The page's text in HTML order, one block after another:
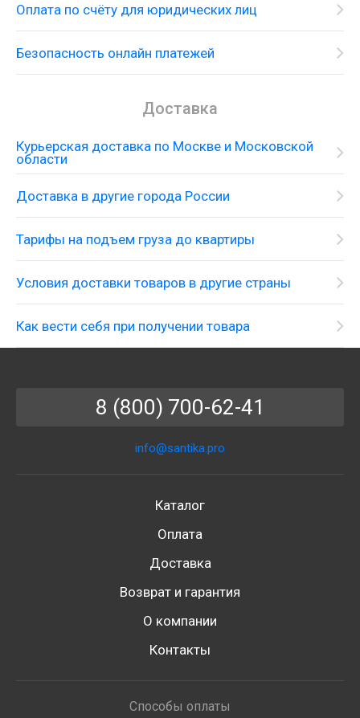
Смеситель-термостат с душевым
гарнитуром, верхним и боковыми душами
Оплата по счёту для юридических лиц
Безопасность онлайн платежей
Доставка
Курьерская доставка по Москве и Московской
области
Доставка в другие города России
Тарифы на подъем груза до квартиры
Условия доставки товаров в другие страны
Как вести себя при получении товара
8 (800) 700-62-41
info@santika.pro
Каталог
Оплата
Доставка
Возврат и гарантия
О компании
Контакты
Способы оплаты